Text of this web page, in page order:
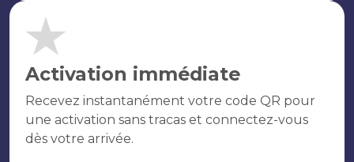
Activation immédiate
Recevez instantanément votre code QR pour
une activation sans tracas et connectez-vous
dès votre arrivée.